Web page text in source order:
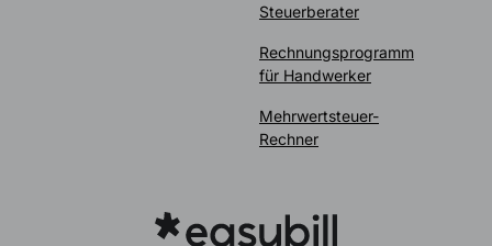
Steuerberater
Rechnungsprogramm
für Handwerker
Mehrwertsteuer-
Rechner